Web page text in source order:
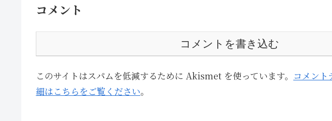
コメント
コメントを書き込む
このサイトはスパムを低減するために Akismet を使っています。 コメン
細はこちらをご覧ください。